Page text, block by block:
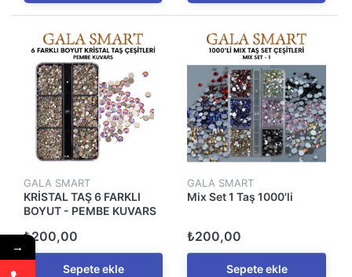
GALA SMART
KRİSTAL TAŞ 6 FARKLI
BOYUT - PEMBE KUVARS
₺200,00
Sepete ekle
GALA SMART
Mix Set 1 Taş 1000'li
₺200,00
Sepete ekle
→